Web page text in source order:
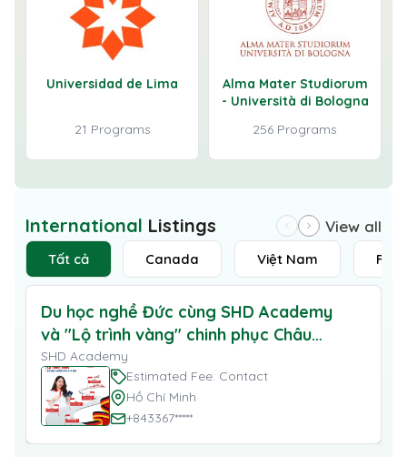
Universidad de Lima
21 Programs
Alma Mater Studiorum
- Università di Bologna
256 Programs
International Listings View all
Tất cả Canada Việt Nam
Du học nghề Đức cùng SHD Academy
và "Lộ trình vàng" chinh phục Châu
Âu cho 2K8
SHD Academy
Estimated Fee: Contact
Hồ Chí Minh
+843367*****